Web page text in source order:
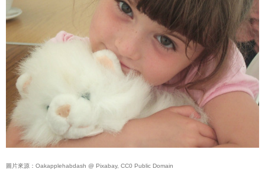
圖片來源：Oakapplehabdash @ Pixabay, CC0 Public Domain